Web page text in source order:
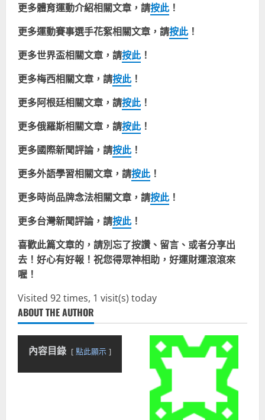
更多體育運動介紹相關文章，請按此！
更多運動賽事選手花絮相關文章，請按此！
更多世界盃相關文章，請按此！
更多梅西相關文章，請按此！
更多阿根廷相關文章，請按此！
更多俄羅斯相關文章，請按此！
更多國際新聞評論 ，請按此！
更多外語學習相關文章，請按此！
更多時尚品牌念法相關文章，請按此！
更多台灣新聞評論 ，請按此！
喜歡此篇文章的，請別忘了按讚、留言、或者分享出
去！好心有好報！祝您得眾神相助，好運財運滾滾來
喔！
Visited 92 times, 1 visit(s) today
ABOUT THE AUTHOR
內容目錄 點此顯示